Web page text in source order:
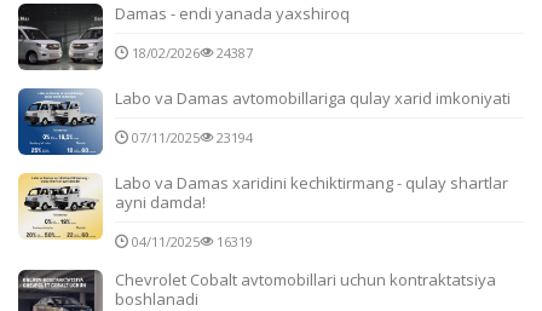
Damas - endi yanada yaxshiroq
18/02/2026 24387
Labo va Damas avtomobillariga qulay xarid imkoniyati
07/11/2025 23194
Labo va Damas xaridini kechiktirmang - qulay shartlar
ayni damda!
04/11/2025 16319
Chevrolet Cobalt avtomobillari uchun kontraktatsiya
boshlanadi